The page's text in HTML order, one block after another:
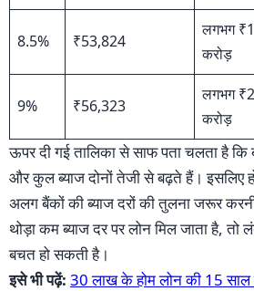
8.5% ₹53,824
लगभग
करोड़
9% ₹56,323
लगभग
करोड़
ऊपर दी गई तालिका से साफ पता चलता है
और कुल ब्याज दोनों तेजी से बढ़ते हैं।
अलग बैंकों की ब्याज दरों की तुलना जरूर
थोड़ा कम ब्याज दर पर लोन मिल जाता है,
बचत हो सकती है।
इसे भी पढ़ें: 30 लाख के होम लोन की 15 साल